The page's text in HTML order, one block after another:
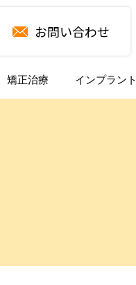
お問い合わせ
矯正治療 インプラント